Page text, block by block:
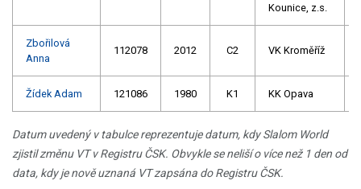
Kounice, z.s.
Zbořilová
Anna
112078 2012 C2 VK Kroměříž
Žídek Adam 121086 1980 K1 KK Opava
Datum uvedený v tabulce reprezentuje datum, kdy Slalom World
zjistil změnu VT v Registru ČSK. Obvykle se neliší o více než 1 den od
data, kdy je nově uznaná VT zapsána do Registru ČSK.